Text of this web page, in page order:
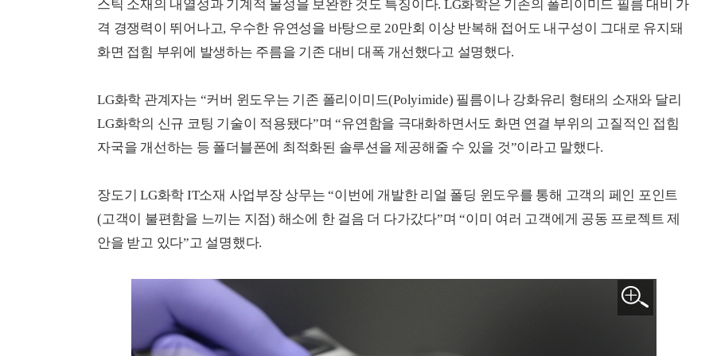
스틱 소재의 내열성과 기계적 물성을 보완한 것도 특징이다. LG화학은 기존의 폴리이미드 필름 대비 가
격 경쟁력이 뛰어나고, 우수한 유연성을 바탕으로 20만회 이상 반복해 접어도 내구성이 그대로 유지돼
화면 접힘 부위에 발생하는 주름을 기존 대비 대폭 개선했다고 설명했다.
LG화학 관계자는 “커버 윈도우는 기존 폴리이미드(Polyimide) 필름이나 강화유리 형태의 소재와 달리
LG화학의 신규 코팅 기술이 적용됐다”며 “유연함을 극대화하면서도 화면 연결 부위의 고질적인 접힘
자국을 개선하는 등 폴더블폰에 최적화된 솔루션을 제공해줄 수 있을 것”이라고 말했다.
장도기 LG화학 IT소재 사업부장 상무는 “이번에 개발한 리얼 폴딩 윈도우를 통해 고객의 페인 포인트
(고객이 불편함을 느끼는 지점) 해소에 한 걸음 더 다가갔다”며 “이미 여러 고객에게 공동 프로젝트 제
안을 받고 있다”고 설명했다.